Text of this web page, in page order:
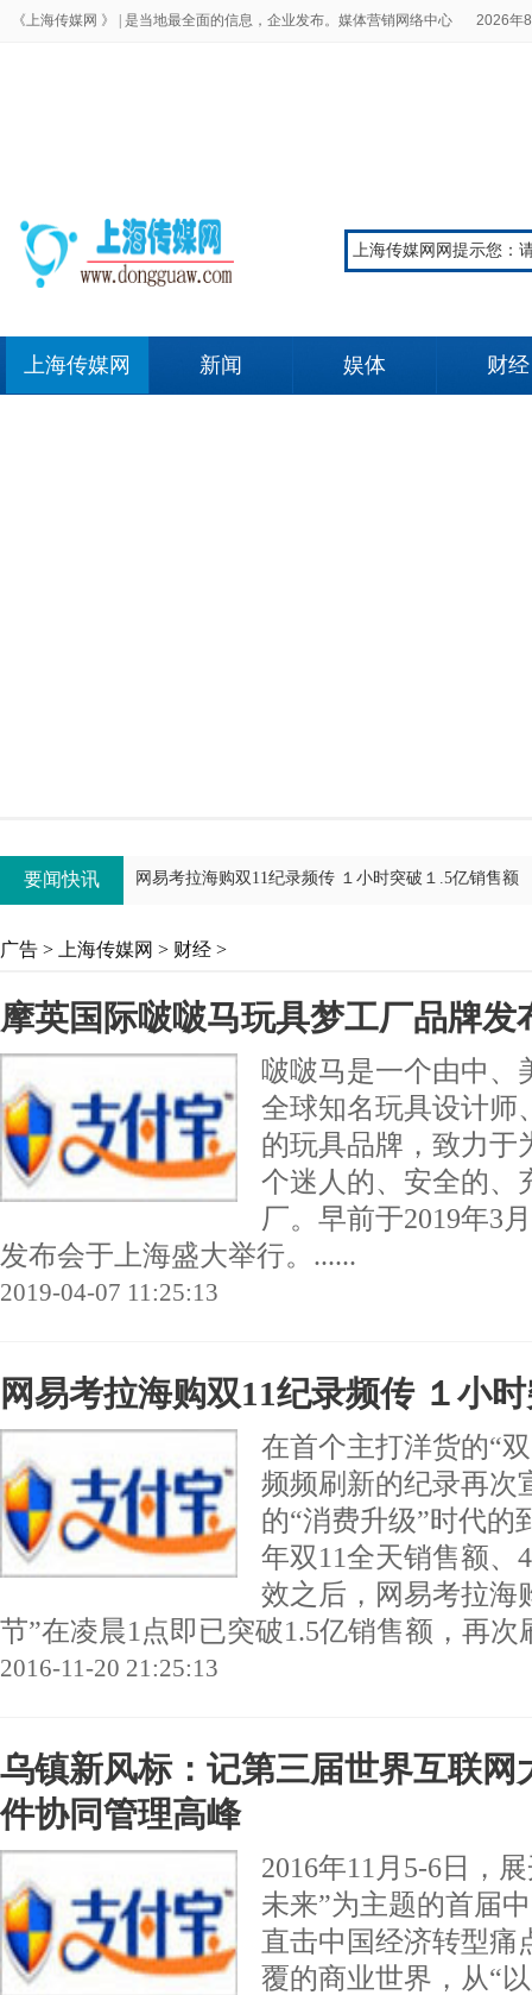
《上海传媒网 》 | 是当地最全面的信息，企业发布。媒体营销网络中心 2026年
上海传媒网 新闻 娱体 财经
要闻快讯 网易考拉海购双11纪录频传 １小时突破１.5亿销售额
广告 > 上海传媒网 > 财经 >
摩英国际啵啵马玩具梦工厂品牌发
啵啵马是一个由中、
全球知名玩具设计师
的玩具品牌，致力于
个迷人的、安全的、
厂。早前于2019年3
发布会于上海盛大举行。......
2019-04-07 11:25:13
网易考拉海购双11纪录频传 １小
在首个主打洋货的“
频频刷新的纪录再次
的“消费升级”时代的
年双11全天销售额、
效之后，网易考拉海
节”在凌晨1点即已突破1.5亿销售额，再次
2016-11-20 21:25:13
乌镇新风标：记第三届世界互联网
件协同管理高峰
2016年11月5-6日，
未来”为主题的首届
直击中国经济转型痛
覆的商业世界，从“